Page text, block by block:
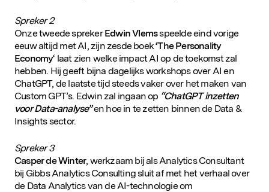
Spreker 2
Onze tweede sprekerEdwin Vlemsspeelde eind vorige
eeuw altijd met AI, zijn zesde boek‘The Personality
Economy‘ laat zien welke impact AI op de toekomst zal
hebben. Hij geeft bijna dagelijks workshops over AI en
ChatGPT, de laatste tijd steeds vaker over het maken van
Custom GPT’s. Edwin zal ingaan op “ChatGPT inzetten
voor Data-analyse”en hoe in te zetten binnen de Data &
Insights sector.
Spreker 3
Casper de Winter, werkzaam bij als Analytics Consultant
bij Gibbs Analytics Consulting sluit af met het verhaal over
de Data Analytics van de AI-technologie om